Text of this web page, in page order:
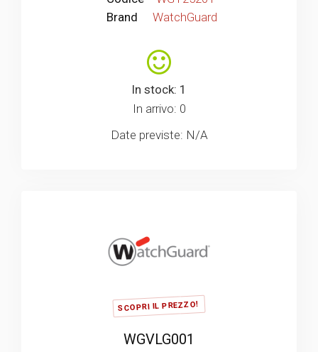
Brand
WatchGuard
In stock: 1
In arrivo: 0
Date previste: N/A
SCOPRI IL PREZZO!
WGVLG001